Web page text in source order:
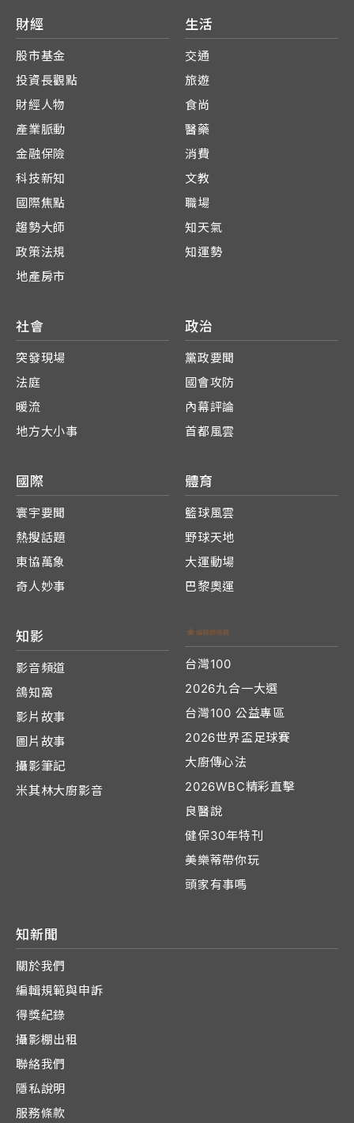
財經
股市基金
投資長觀點
財經人物
產業脈動
金融保險
科技新知
國際焦點
趨勢大師
政策法規
地產房市
生活
交通
旅遊
食尚
醫藥
消費
文教
職場
知天氣
知運勢
社會
突發現場
法庭
暖流
地方大小事
政治
黨政要聞
國會攻防
內幕評論
首都風雲
國際
寰宇要聞
熱搜話題
東協萬象
奇人妙事
體育
籃球風雲
野球天地
大運動場
巴黎奧運
知影
影音頻道
鴿知窩
影片故事
圖片故事
攝影筆記
米其林大廚影音
台灣100
2026九合一大選
台灣100 公益專區
2026世界盃足球賽
大廚傳心法
2026WBC精彩直擊
良醫說
健保30年特刊
美樂蒂帶你玩
頭家有事嗎
知新聞
關於我們
編輯規範與申訴
得獎紀錄
攝影棚出租
聯絡我們
隱私說明
服務條款